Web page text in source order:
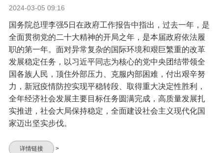
2024-03-05 09:16
国务院总理李强5日在政府工作报告中指出，过去一年，是
全面贯彻党的二十大精神的开局之年，是本届政府依法履
职的第一年。面对异常复杂的国际环境和艰巨繁重的改革
发展稳定任务，以习近平同志为核心的党中央团结带领全
国各族人民，顶住外部压力、克服内部困难，付出艰辛努
力，新冠疫情防控实现平稳转段、取得重大决定性胜利，
全年经济社会发展主要目标任务圆满完成，高质量发展扎
实推进，社会大局保持稳定，全面建设社会主义现代化国
家迈出坚实步伐。
详情链接 >